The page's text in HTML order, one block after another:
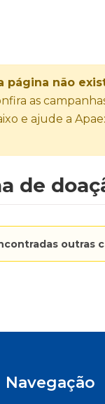
página não
as
e ajude a Apae:
de
outras
Navegação